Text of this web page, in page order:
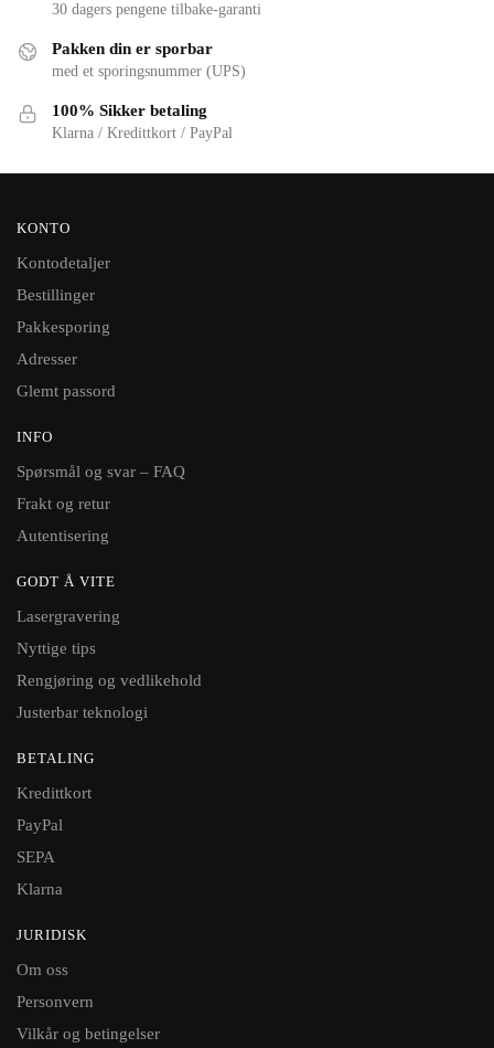
30 dagers pengene tilbake-garanti
Pakken din er sporbar
med et sporingsnummer (UPS)
100% Sikker betaling
Klarna / Kredittkort / PayPal
KONTO
Kontodetaljer
Bestillinger
Pakkesporing
Adresser
Glemt passord
INFO
Spørsmål og svar – FAQ
Frakt og retur
Autentisering
GODT Å VITE
Lasergravering
Nyttige tips
Rengjøring og vedlikehold
Justerbar teknologi
BETALING
Kredittkort
PayPal
SEPA
Klarna
JURIDISK
Om oss
Personvern
Vilkår og betingelser